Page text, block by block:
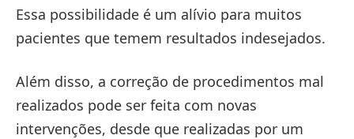
Essa possibilidade é um alívio para muitos
pacientes que temem resultados indesejados.
Além disso, a correção de procedimentos mal
realizados pode ser feita com novas
intervenções, desde que realizadas por um